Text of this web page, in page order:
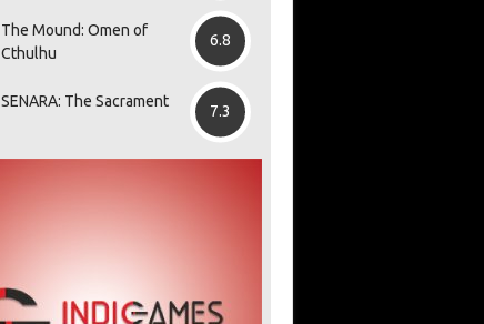
The Mound: Omen of
Cthulhu
6.8
SENARA: The Sacrament
7.3